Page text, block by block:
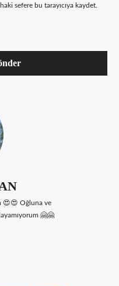
sefere bu tarayıcıya kaydet.
😍😍 Oğluna ve
🤗🤗